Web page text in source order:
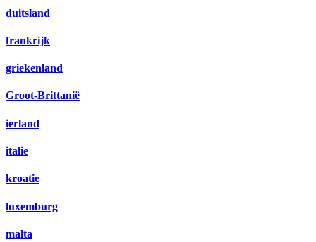
duitsland
frankrijk
griekenland
Groot-Brittanië
ierland
italie
kroatie
luxemburg
malta